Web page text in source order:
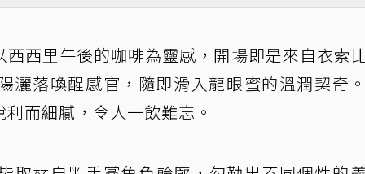
西里午後的咖啡為靈感，開場即是來自衣索
灑落喚醒感官，隨即滑入龍眼蜜的溫潤契奇
而細膩，令人一飲難忘。